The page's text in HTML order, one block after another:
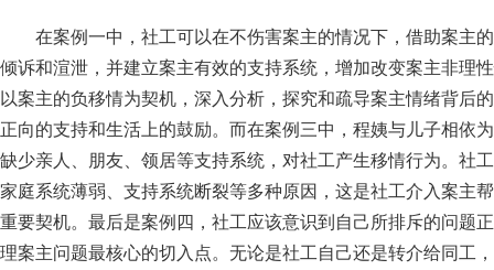
在案例一中，社工可以在不伤害案主的情况下，借助案主
倾诉和渲泄，并建立案主有效的支持系统，增加改变案主非理
以案主的负移情为契机，深入分析，探究和疏导案主情绪背后
正向的支持和生活上的鼓励。而在案例三中，程姨与儿子相依
缺少亲人、朋友、领居等支持系统，对社工产生移情行为。社
家庭系统薄弱、支持系统断裂等多种原因，这是社工介入案主
重要契机。最后是案例四，社工应该意识到自己所排斥的问题
理案主问题最核心的切入点。无论是社工自己还是转介给同工